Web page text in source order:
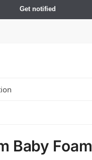
Get notified
Baby Foam